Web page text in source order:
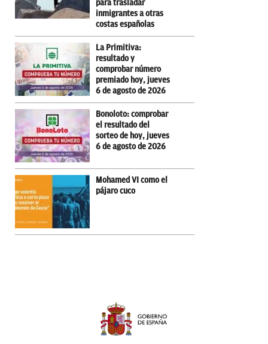
para trasladar
inmigrantes a otras
costas españolas
La Primitiva:
resultado y
comprobar número
premiado hoy, jueves
6 de agosto de 2026
Bonoloto: comprobar
el resultado del
sorteo de hoy, jueves
6 de agosto de 2026
Mohamed VI como el
pájaro cuco